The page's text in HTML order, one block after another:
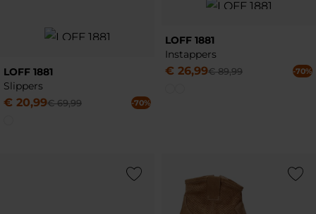
LOFF 1881
Slippers
€ 20,99€ 69,99 -70%
LOFF 1881
Instappers
€ 26,99€ 89,99 -70%
Add to Wishlist Add to